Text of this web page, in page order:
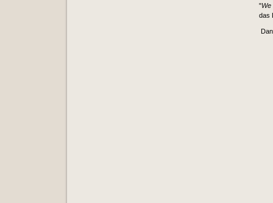
"We
das